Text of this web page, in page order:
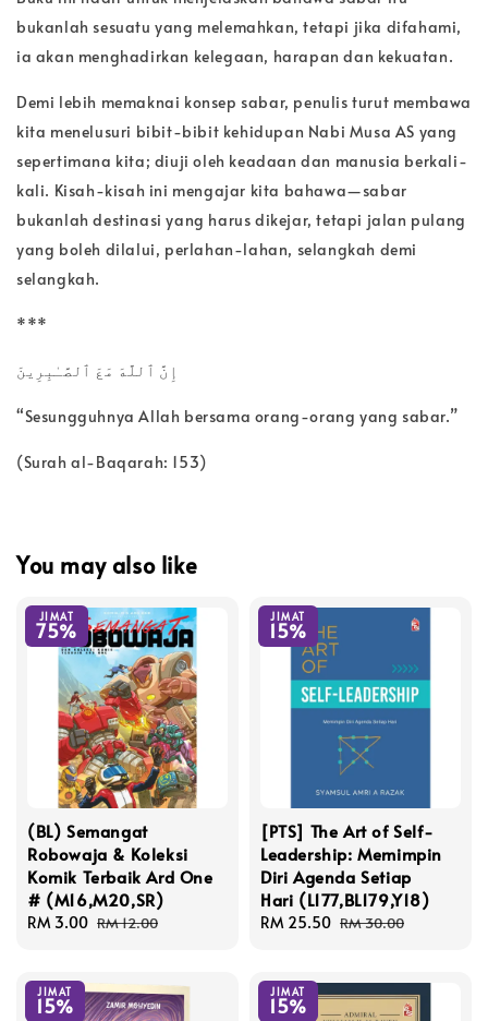
bukanlah sesuatu yang melemahkan, tetapi jika difahami,
ia akan menghadirkan kelegaan, harapan dan kekuatan.
Demi lebih memaknai konsep sabar, penulis turut membawa
kita menelusuri bibit-bibit kehidupan Nabi Musa AS yang
sepertimana kita; diuji oleh keadaan dan manusia berkali-
kali. Kisah-kisah ini mengajar kita bahawa—sabar
bukanlah destinasi yang harus dikejar, tetapi jalan pulang
yang boleh dilalui, perlahan-lahan, selangkah demi
selangkah.
***
إِنَّ ٱللَّهَ مَعَ ٱلصَّـٰبِرِينَ
“Sesungguhnya Allah bersama orang-orang yang sabar.”
(Surah al-Baqarah: 153)
You may also like
JIMAT
75%
(BL) Semangat
Robowaja & Koleksi
Komik Terbaik Ard One
# (M16,M20,SR)
Sale
RM 3.00 Regular
RM 12.00
JIMAT
15%
[PTS] The Art of Self-
Leadership: Memimpin
Diri Agenda Setiap
Hari (L177,BL179,Y18)
Sale
RM 25.50 Regular
RM 30.00
JIMAT
15%
JIMAT
15%